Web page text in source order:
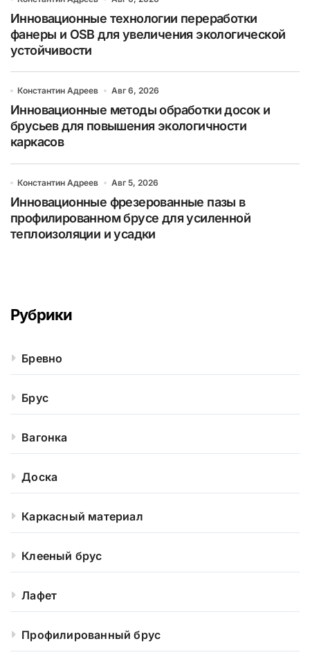
Инновационные технологии переработки
фанеры и OSB для увеличения экологической
устойчивости
Константин Адреев Авг 6, 2026
Инновационные методы обработки досок и
брусьев для повышения экологичности
каркасов
Константин Адреев Авг 5, 2026
Инновационные фрезерованные пазы в
профилированном брусе для усиленной
теплоизоляции и усадки
Рубрики
Бревно
Брус
Вагонка
Доска
Каркасный материал
Клееный брус
Лафет
Профилированный брус